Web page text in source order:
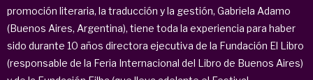
promoción literaria, la traducción y la gestión, Gabriela Adamo
(Buenos Aires, Argentina), tiene toda la experiencia para haber
sido durante 10 años directora ejecutiva de la Fundación El Libro
(responsable de la Feria Internacional del Libro de Buenos Aires)